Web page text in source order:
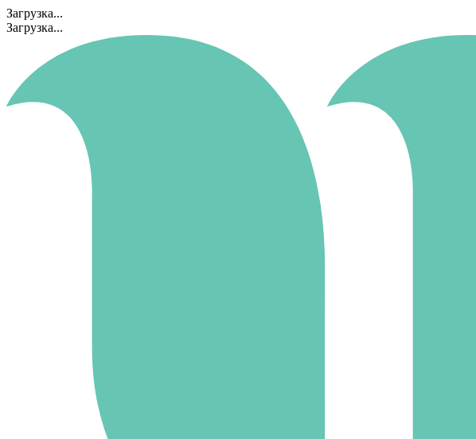
Загрузка...
Загрузка...